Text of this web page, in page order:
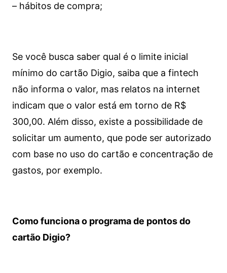
– hábitos de compra;
Se você busca saber qual é o limite inicial
mínimo do cartão Digio, saiba que a fintech
não informa o valor, mas relatos na internet
indicam que o valor está em torno de R$
300,00. Além disso, existe a possibilidade de
solicitar um aumento, que pode ser autorizado
com base no uso do cartão e concentração de
gastos, por exemplo.
Como funciona o programa de pontos do
cartão Digio?